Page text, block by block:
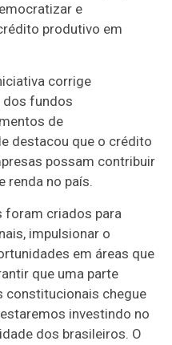
e
produtivo em
corrige
dos fundos
de
destacou que o crédito
possam contribuir
renda no país.
criados para
impulsionar o
em áreas que
que uma parte
constitucionais chegue
investindo no
dos brasileiros. O